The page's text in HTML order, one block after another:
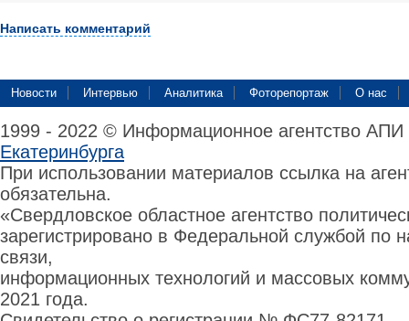
Написать комментарий
Новости Интервью Аналитика Фоторепортаж О нас
1999 - 2022 © Информационное агентство
Екатеринбурга
При использовании материалов ссылка на
обязательна.
«Свердловское областное агентство
зарегистрировано в Федеральной службой по
связи,
информационных технологий и массовых
2021 года.